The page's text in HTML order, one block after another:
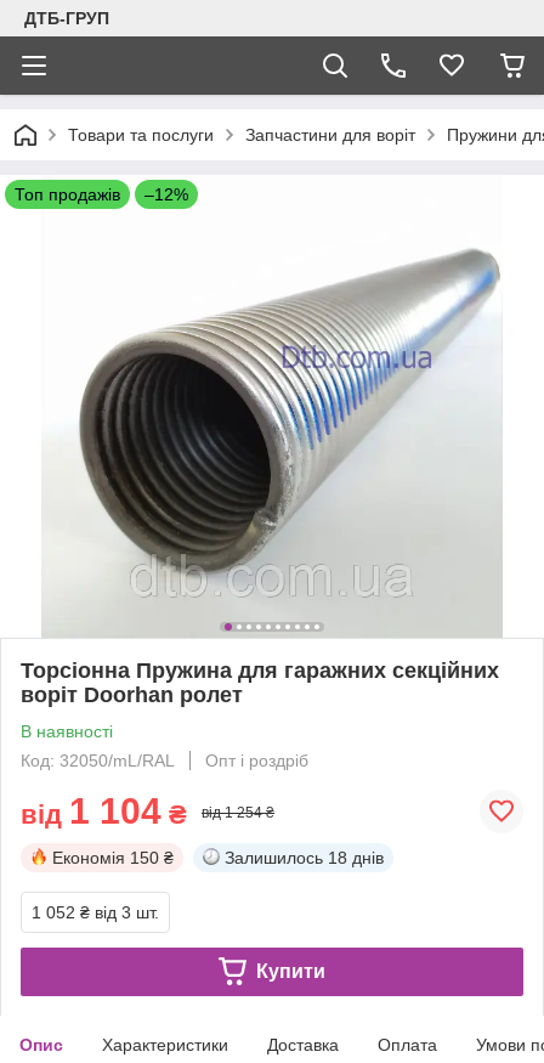
ДТБ-ГРУП
Товари та послуги Запчастини для воріт Пружини
Топ продажів –12%
Торсіонна Пружина для гаражних секційних
воріт Doorhan ролет
В наявності
Код: 32050/mL/RAL
Опт і роздріб
від 1 104 ₴ від 1 254 ₴
Економія 150 ₴ Залишилось 18 днів
1 052 ₴ від 3 шт.
Купити
Опис Характеристики Доставка Оплата Умови